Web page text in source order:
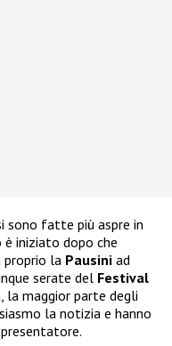
sono fatte più aspre in
iniziato dopo che
proprio la Pausini ad
serate del Festival
la maggior parte degli
la notizia e hanno